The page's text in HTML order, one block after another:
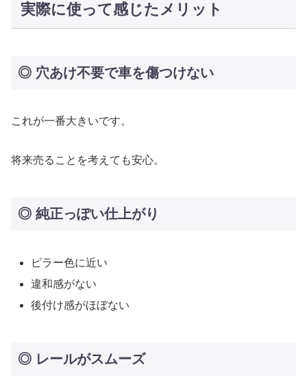
実際に使って感じたメリット
◎ 穴あけ不要で車を傷つけない
これが一番大きいです。
将来売ることを考えても安心。
◎ 純正っぽい仕上がり
ピラー色に近い
違和感がない
後付け感がほぼない
◎ レールがスムーズ